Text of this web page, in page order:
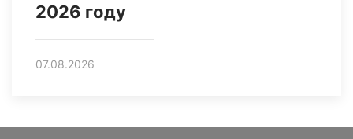
2026 году
07.08.2026